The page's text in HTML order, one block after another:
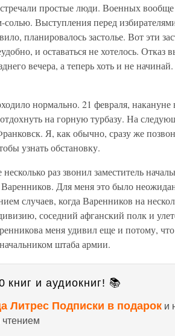
простые люди. Военных вообще
Выступления перед
планировалось застолье. Вот эти
и оставаться не хотелось.
вечера, а теперь хоть и не
нормально. 21 февраля, накануне
на горную турбазу. На
Я, как обычно, сразу же
узнать обстановку.
раз звонил заместитель
Для меня это было
случаев, когда Варенников на
соседний афганский полк и
меня удивил еще и потому,
штаба армии.
книг и аудиокниг! 📚
Литрес Подписки в подарок и